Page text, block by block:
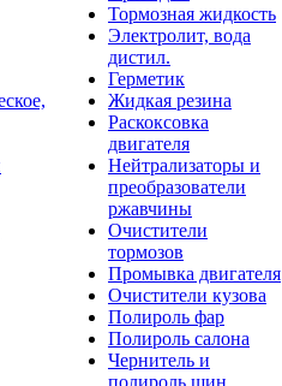
Тормозная жидкость
Электролит, вода
дистил.
Герметик
Жидкая резина
Раскоксовка
двигателя
Нейтрализаторы и
преобразователи
ржавчины
Очистители
тормозов
Промывка двигателя
Очистители кузова
Полироль фар
Полироль салона
Чернитель и
полироль шин